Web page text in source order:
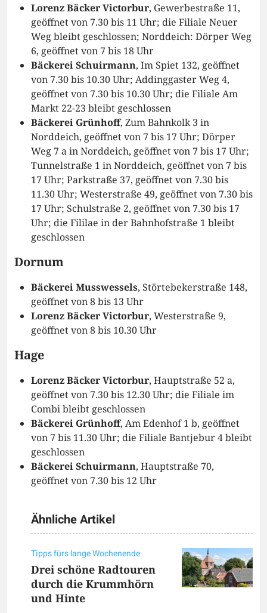
Lorenz Bäcker Victorbur, Gewerbestraße 11,
geöffnet von 7.30 bis 11 Uhr; die Filiale Neuer
Weg bleibt geschlossen; Norddeich: Dörper Weg
6, geöffnet von 7 bis 18 Uhr
Bäckerei Schuirmann, Im Spiet 132, geöffnet
von 7.30 bis 10.30 Uhr; Addinggaster Weg 4,
geöffnet von 7.30 bis 10.30 Uhr; die Filiale Am
Markt 22-23 bleibt geschlossen
Bäckerei Grünhoff, Zum Bahnkolk 3 in
Norddeich, geöffnet von 7 bis 17 Uhr; Dörper
Weg 7 a in Norddeich, geöffnet von 7 bis 17 Uhr;
Tunnelstraße 1 in Norddeich, geöffnet von 7 bis
17 Uhr; Parkstraße 37, geöffnet von 7.30 bis
11.30 Uhr; Westerstraße 49, geöffnet von 7.30 bis
17 Uhr; Schulstraße 2, geöffnet von 7.30 bis 17
Uhr; die Fililae in der Bahnhofstraße 1 bleibt
geschlossen
Dornum
Bäckerei Musswessels, Störtebekerstraße 148,
geöffnet von 8 bis 13 Uhr
Lorenz Bäcker Victorbur, Westerstraße 9,
geöffnet von 8 bis 10.30 Uhr
Hage
Lorenz Bäcker Victorbur, Hauptstraße 52 a,
geöffnet von 7.30 bis 12.30 Uhr; die Filiale im
Combi bleibt geschlossen
Bäckerei Grünhoff, Am Edenhof 1 b, geöffnet
von 7 bis 11.30 Uhr; die Filiale Bantjebur 4 bleibt
geschlossen
Bäckerei Schuirmann, Hauptstraße 70,
geöffnet von 7.30 bis 12 Uhr
Ähnliche Artikel
Tipps fürs lange Wochenende
Drei schöne Radtouren
durch die Krummhörn
und Hinte